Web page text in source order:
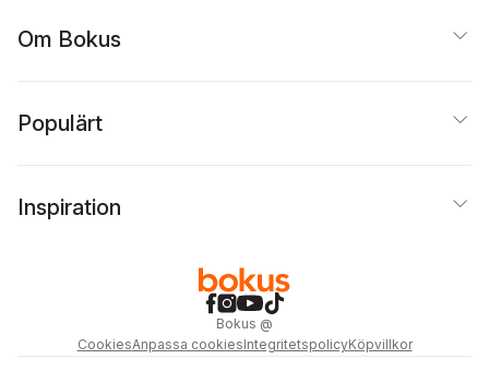
Om Bokus
Populärt
Inspiration
Bokus @
CookiesAnpassa cookiesIntegritetspolicyKöpvillkor